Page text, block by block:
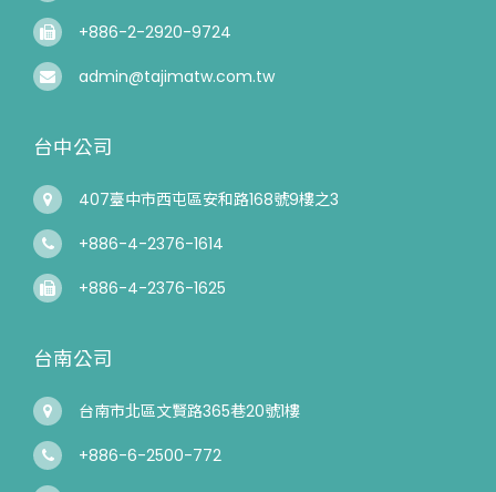
+886-2-2920-9724
admin@tajimatw.com.tw
台中公司
407臺中市西屯區安和路168號9樓之3
+886-4-2376-1614
+886-4-2376-1625
台南公司
台南市北區文賢路365巷20號1樓
+886-6-2500-772